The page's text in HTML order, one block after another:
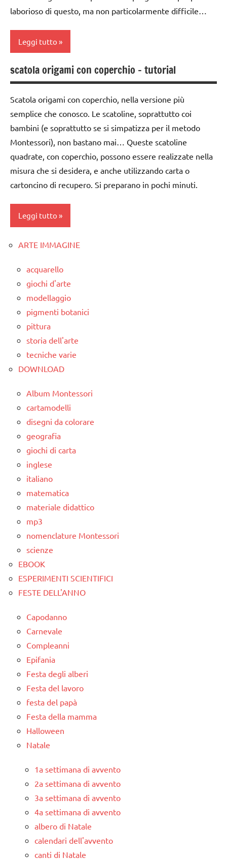
paperfolding
TUTORIAL
ARTICOLI
laborioso di questo, ma non particolarmente difficile…
Leggi tutto
carta
paperfolding
origami
TUTORIAL
TUTTI GLI
ARTICOLI
scatola origami con coperchio – tutorial
Scatola origami con coperchio, nella versione più
semplice che conosco. Le scatoline, soprattutto coi
bambini (e soprattutto se si simpatizza per il metodo
Montessori), non bastano mai… Queste scatoline
quadrate, con coperchio, possono essere realizzate nella
misura che si desidera, e anche utilizzando carta o
cartoncino di recupero. Si preparano in pochi minuti.
Leggi tutto
carta
costruire i
Montessori
LAVORETTI
paperfolding
origami
TUTORIAL
ARTICOLI
ARTE IMMAGINE
acquarello
giochi d'arte
modellaggio
pigmenti botanici
pittura
storia dell'arte
tecniche varie
DOWNLOAD
Album Montessori
cartamodelli
disegni da colorare
geografia
giochi di carta
inglese
italiano
matematica
materiale didattico
mp3
nomenclature Montessori
scienze
EBOOK
ESPERIMENTI SCIENTIFICI
FESTE DELL'ANNO
Capodanno
Carnevale
Compleanni
Epifania
Festa degli alberi
Festa del lavoro
festa del papà
Festa della mamma
Halloween
Natale
1a settimana di avvento
2a settimana di avvento
3a settimana di avvento
4a settimana di avvento
albero di Natale
calendari dell'avvento
canti di Natale